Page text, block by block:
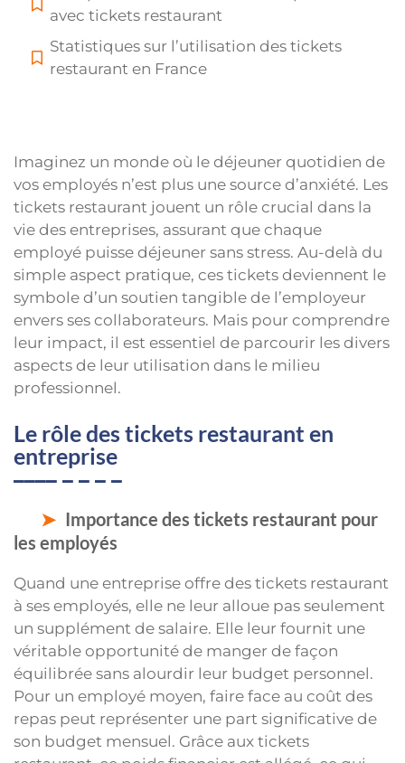
avec tickets restaurant
Statistiques sur l’utilisation des tickets
restaurant en France
Imaginez un monde où le déjeuner quotidien de
vos employés n’est plus une source d’anxiété. Les
tickets restaurant jouent un rôle crucial dans la
vie des entreprises, assurant que chaque
employé puisse déjeuner sans stress. Au-delà du
simple aspect pratique, ces tickets deviennent le
symbole d’un soutien tangible de l’employeur
envers ses collaborateurs. Mais pour comprendre
leur impact, il est essentiel de parcourir les divers
aspects de leur utilisation dans le milieu
professionnel.
Le rôle des tickets restaurant en
entreprise
Importance des tickets restaurant pour
les employés
Quand une entreprise offre des tickets restaurant
à ses employés, elle ne leur alloue pas seulement
un supplément de salaire. Elle leur fournit une
véritable opportunité de manger de façon
équilibrée sans alourdir leur budget personnel.
Pour un employé moyen, faire face au coût des
repas peut représenter une part significative de
son budget mensuel. Grâce aux tickets